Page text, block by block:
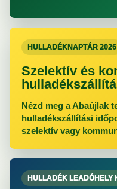
HULLADÉKNAPTÁR 2026
Szelektív és
Nézd meg a Abaújlak
hulladékszállítási
szelektív vagy
HULLADÉK LEADÓHELY